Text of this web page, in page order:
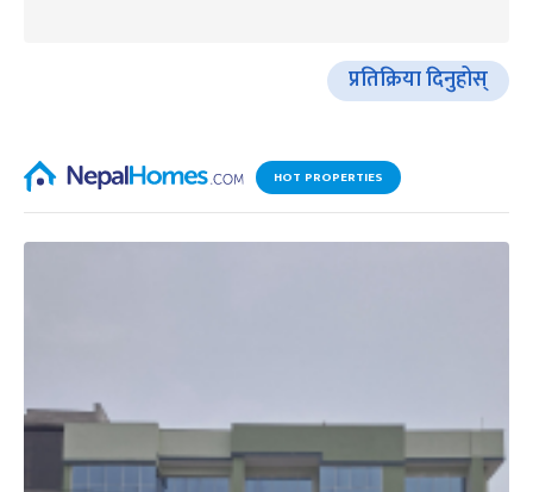
प्रतिक्रिया दिनुहोस्
HOT PROPERTIES